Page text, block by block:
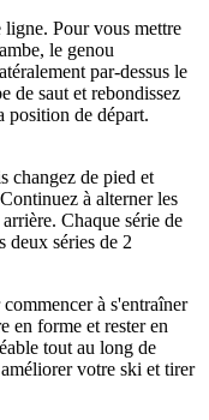
Pour vous mettre
le genou
par-dessus le
de saut et rebondissez
position de départ.
changez de pied et
à alterner les
Chaque série de
deux séries de 2
à s'entraîner
en forme et rester en
tout au long de
votre ski et tirer